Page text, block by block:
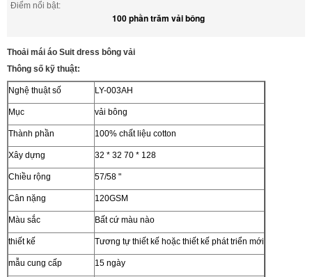
Điểm nổi bật:
100 phần trăm vải bông
Thoải mái áo Suit dress bông vải
Thông số kỹ thuật:
Nghệ thuật số LY-003AH
Mục vải bông
Thành phần 100% chất liệu cotton
Xây dựng 32 * 32 70 * 128
Chiều rộng 57/58 "
Cân nặng 120GSM
Màu sắc Bất cứ màu nào
thiết kế Tương tự thiết kế hoặc thiết kế phát triển mới
mẫu cung cấp 15 ngày